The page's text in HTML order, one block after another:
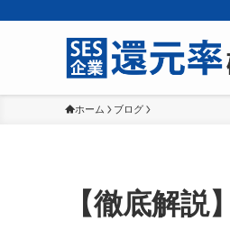
ホーム ブログ
【徹底解